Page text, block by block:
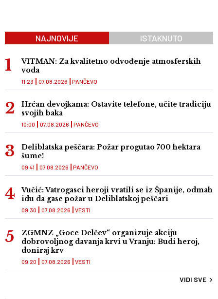
NAJNOVIJE ISTAKNUTO
VITMAN: Za kvalitetno odvođenje atmosferskih
voda
PANČEVO
11:23 07.08.2026
Hrćan devojkama: Ostavite telefone, učite tradiciju
svojih baka
PANČEVO
10:00 07.08.2026
Deliblatska peščara: Požar progutao 700 hektara
šume!
PANČEVO
09:41 07.08.2026
Vučić: Vatrogasci heroji vratili se iz Španije, odmah
idu da gase požar u Deliblatskoj peščari
VESTI
09:30 07.08.2026
ZGMNZ „Goce Delčev“ organizuje akciju
dobrovoljnog davanja krvi u Vranju: Budi heroj,
doniraj krv
VESTI
09:20 07.08.2026
VIDI SVE